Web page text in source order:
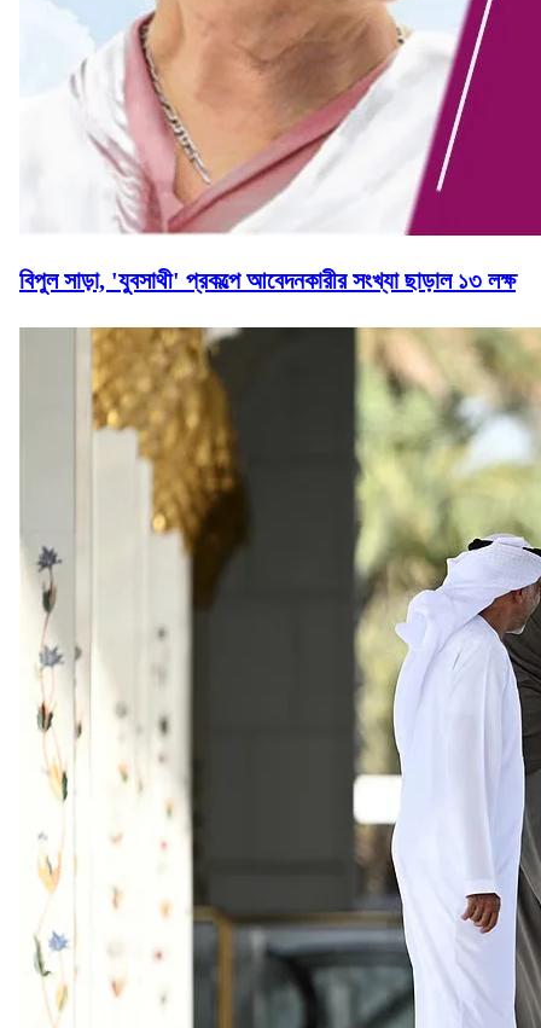
বিপুল সাড়া, 'যুবসাথী' প্রকল্পে আবেদনকারীর সংখ্যা ছাড়াল ১৩ লক্ষ